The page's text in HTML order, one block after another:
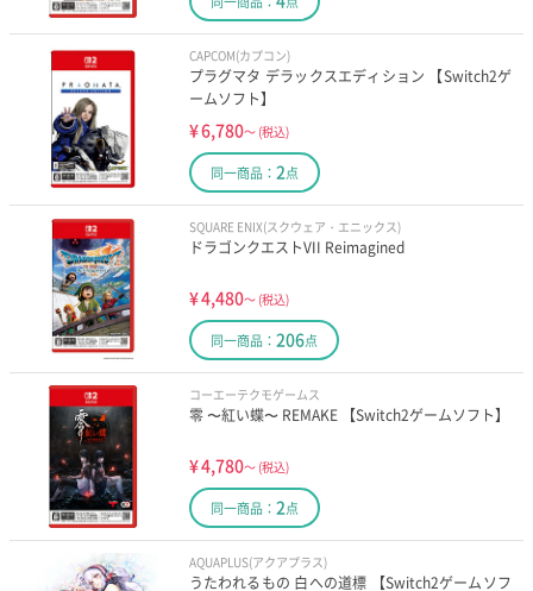
CAPCOM(カプコン)
プラグマタ デラックスエディション 【Switch2ゲ
ームソフト】
¥6,780～ (税込)
同一商品： 2点
SQUARE ENIX(スクウェア・エニックス)
ドラゴンクエストVII Reimagined
¥4,480～ (税込)
同一商品： 206点
コーエーテクモゲームス
零 〜紅い蝶〜 REMAKE 【Switch2ゲームソフト】
¥4,780～ (税込)
同一商品： 2点
AQUAPLUS(アクアプラス)
うたわれるもの 白への道標 【Switch2ゲームソフ